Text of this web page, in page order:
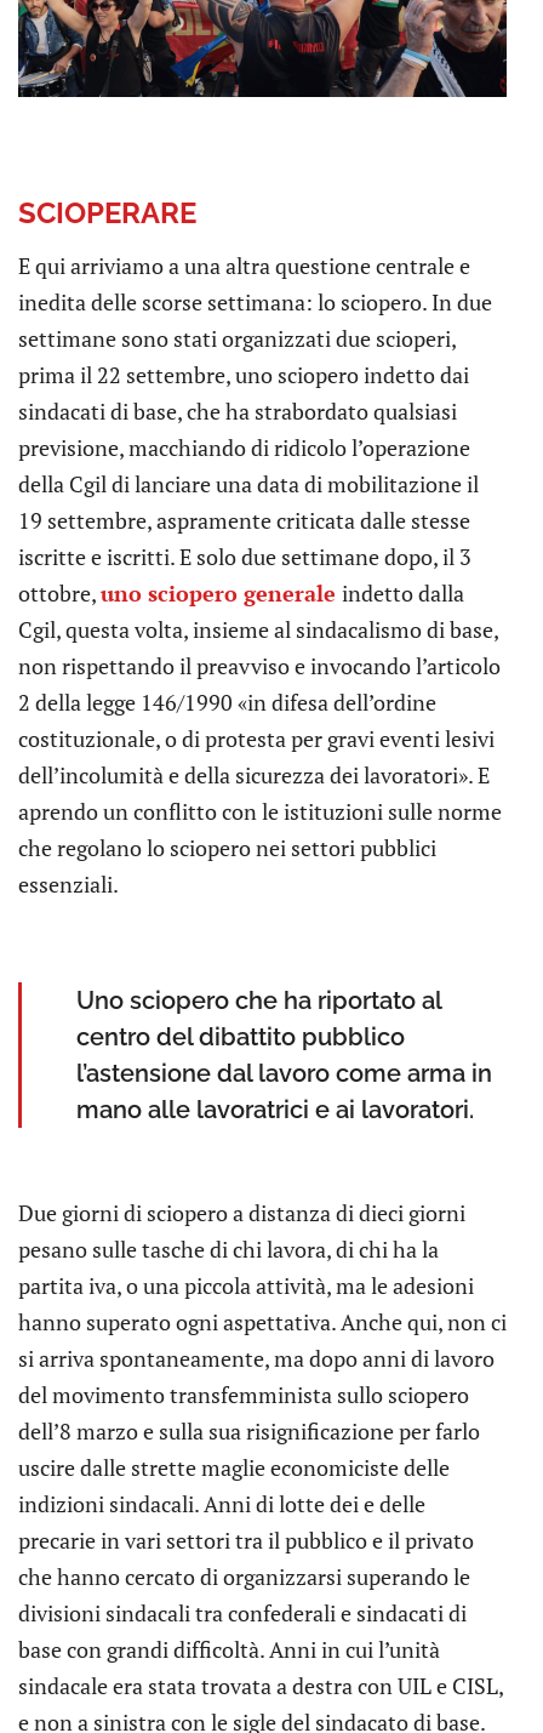
SCIOPERARE
E qui arriviamo a una altra questione centrale e
inedita delle scorse settimana: lo sciopero. In due
settimane sono stati organizzati due scioperi,
prima il 22 settembre, uno sciopero indetto dai
sindacati di base, che ha strabordato qualsiasi
previsione, macchiando di ridicolo l’operazione
della Cgil di lanciare una data di mobilitazione il
19 settembre, aspramente criticata dalle stesse
iscritte e iscritti. E solo due settimane dopo, il 3
ottobre,uno sciopero generale indetto dalla
Cgil, questa volta, insieme al sindacalismo di base,
non rispettando il preavviso e invocando l’articolo
2 della legge 146/1990 «in difesa dell’ordine
costituzionale, o di protesta per gravi eventi lesivi
dell’incolumità e della sicurezza dei lavoratori». E
aprendo un conflitto con le istituzioni sulle norme
che regolano lo sciopero nei settori pubblici
essenziali.
Uno sciopero che ha riportato al
centro del dibattito pubblico
l’astensione dal lavoro come arma in
mano alle lavoratrici e ai lavoratori.
Due giorni di sciopero a distanza di dieci giorni
pesano sulle tasche di chi lavora, di chi ha la
partita iva, o una piccola attività, ma le adesioni
hanno superato ogni aspettativa. Anche qui, non ci
si arriva spontaneamente, ma dopo anni di lavoro
del movimento transfemminista sullo sciopero
dell’8 marzo e sulla sua risignificazione per farlo
uscire dalle strette maglie economiciste delle
indizioni sindacali. Anni di lotte dei e delle
precarie in vari settori tra il pubblico e il privato
che hanno cercato di organizzarsi superando le
divisioni sindacali tra confederali e sindacati di
base con grandi difficoltà. Anni in cui l’unità
sindacale era stata trovata a destra con UIL e CISL,
e non a sinistra con le sigle del sindacato di base.